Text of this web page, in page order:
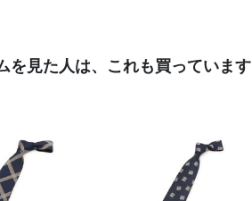
を見た人は、これも買っています